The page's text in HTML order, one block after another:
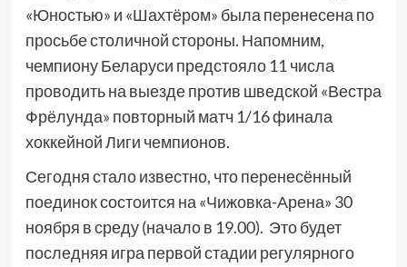
«Юностью» и «Шахтёром» была перенесена по
просьбе столичной стороны. Напомним,
чемпиону Беларуси предстояло 11 числа
проводить на выезде против шведской «Вестра
Фрёлунда» повторный матч 1/16 финала
хоккейной Лиги чемпионов.
Сегодня стало известно, что перенесённый
поединок состоится на «Чижовка-Арена» 30
ноября в среду (начало в 19.00). Это будет
последняя игра первой стадии регулярного